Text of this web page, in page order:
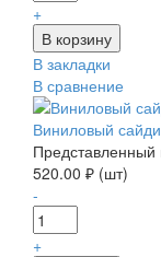
+
В закладки
В сравнение
Виниловый
Представленный
520.00 ₽ (шт)
-
+